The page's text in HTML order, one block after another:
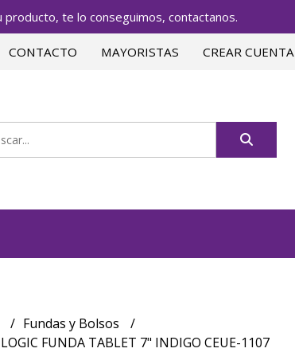
producto, te lo conseguimos, contactanos.
CONTACTO MAYORISTAS CREAR CUENTA
Fundas y Bolsos
LOGIC FUNDA TABLET 7" INDIGO CEUE-1107